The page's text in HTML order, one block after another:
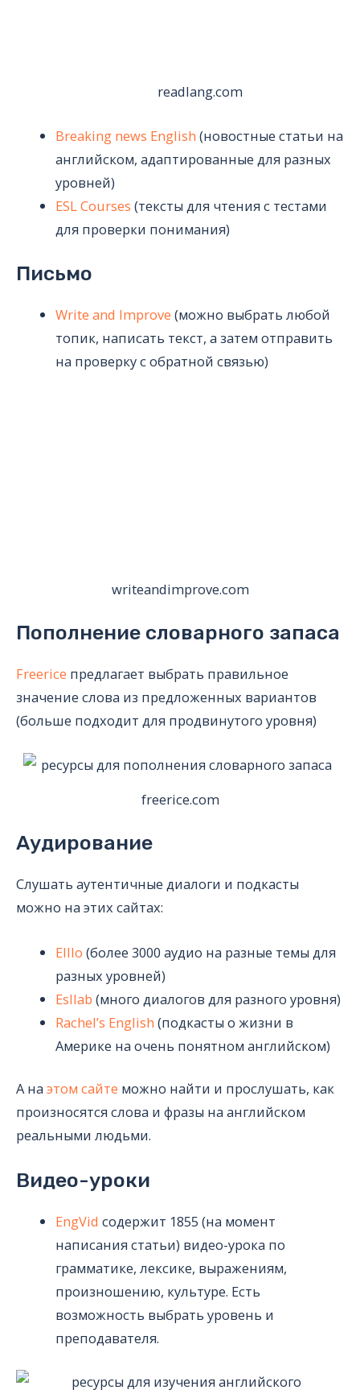
readlang.com
Breaking news English (новостные статьи на
английском, адаптированные для разных
уровней)
ESL Courses (тексты для чтения с тестами
для проверки понимания)
Письмо
Write and Improve (можно выбрать любой
топик, написать текст, а затем отправить
на проверку с обратной связью)
writeandimprove.com
Пополнение словарного запаса
Freerice предлагает выбрать правильное
значение слова из предложенных вариантов
(больше подходит для продвинутого уровня)
freerice.com
Аудирование
Слушать аутентичные диалоги и подкасты
можно на этих сайтах:
Elllo (более 3000 аудио на разные темы для
разных уровней)
Esllab (много диалогов для разного уровня)
Rachel’s English (подкасты о жизни в
Америке на очень понятном английском)
А на этом сайте можно найти и прослушать, как
произносятся слова и фразы на английском
реальными людьми.
Видео-уроки
EngVid содержит 1855 (на момент
написания статьи) видео-урока по
грамматике, лексике, выражениям,
произношению, культуре. Есть
возможность выбрать уровень и
преподавателя.